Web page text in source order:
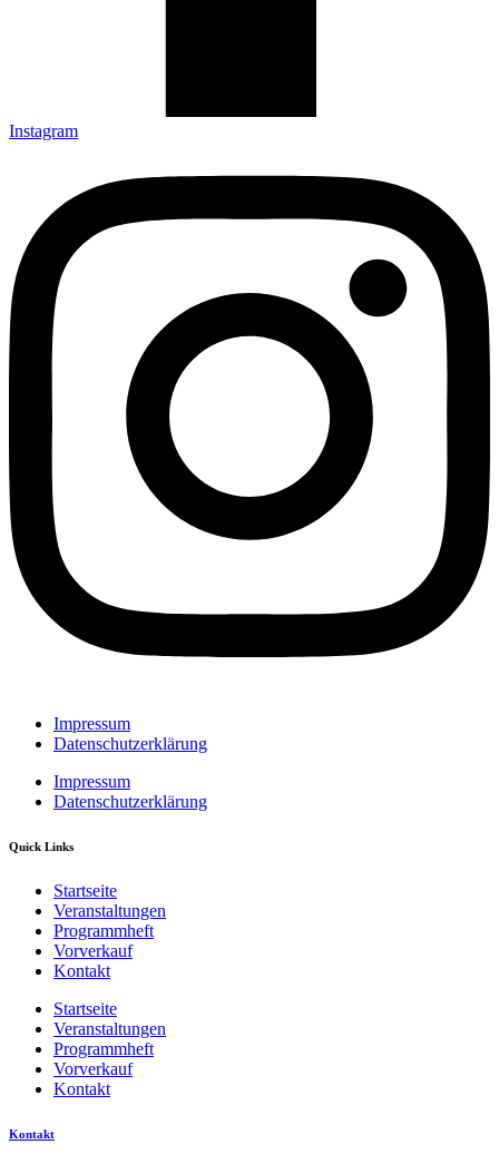
Instagram
Impressum
Datenschutzerklärung
Impressum
Datenschutzerklärung
Quick Links
Startseite
Veranstaltungen
Programmheft
Vorverkauf
Kontakt
Startseite
Veranstaltungen
Programmheft
Vorverkauf
Kontakt
Kontakt